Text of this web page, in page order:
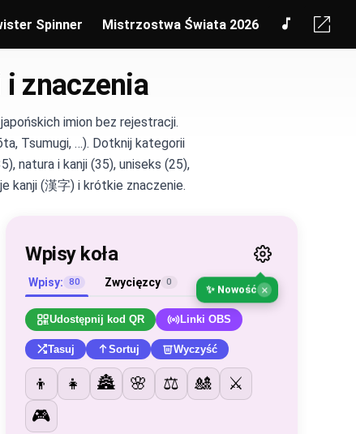
Spinner Mistrzostwa Świata 2026
znaczenia
imion bez rejestracji.
Tsumugi, …). Dotknij kategorii
natura i kanji (35), uniseks (25),
kanji (漢字) i krótkie znaczenie.
Wpisy koła
✨ Nowość ×
Wpisy: 80 Zwycięzcy 0
Udostępnij kod QR Linki OBS
Tasuj Sortuj Wyczyść
👦 👧 🏯 🌸 ⚖️ 🎎
⚔️
🎮